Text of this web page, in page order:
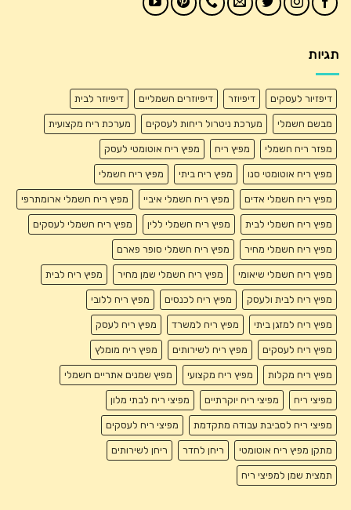
תגיות
דיפזיור לעסקים דיפיוזר דיפיוזרים חשמליים דיפיוזר לבית
מבשם חשמלי מערכת ניטרול ריחות לעסקים מערכת ריח מקצועית
מפזר ריח חשמלי מפיץ ריח מפיץ ריח אוטומטי לעסק
מפיץ ריח אוטומטי סנו מפיץ ריח ביתי מפיץ ריח חשמלי
מפיץ ריח חשמלי אדים מפיץ ריח חשמלי איביי מפיץ ריח חשמלי ארומתרפי
מפיץ ריח חשמלי לבית מפיץ ריח חשמלי ללין מפיץ ריח חשמלי לעסקים
מפיץ ריח חשמלי מחיר מפיץ ריח חשמלי סופר פארם
מפיץ ריח חשמלי שיאומי מפיץ ריח חשמלי שמן מחיר מפיץ ריח לבית
מפיץ ריח לבית ולעסק מפיץ ריח לכנסים מפיץ ריח ללובי
מפיץ ריח למזגן ביתי מפיץ ריח למשרד מפיץ ריח לעסק
מפיץ ריח לעסקים מפיץ ריח לשירותים מפיץ ריח מומלץ
מפיץ ריח מקלות מפיץ ריח מקצועי מפיץ שמנים אתריים חשמלי
מפיצי ריח מפיצי ריח יוקרתיים מפיצי ריח לבתי מלון
מפיצי ריח לסביבת עבודה מתקדמת מפיצי ריח לעסקים
מתקן מפיץ ריח אוטומטי ריחן לחדר ריחן לשירותים
תמצית שמן למפיצי ריח